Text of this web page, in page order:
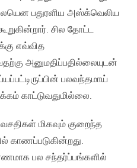
பதுரளிய அஸ்க்வெலிய
சில தோட்ட
எவ்வித
அனுமதிப்பதில்லையுடன்
பலவந்தமாய்
காட்டுவதுமில்லை.
மிகவும் குறைந்த
காணப்படுகின்றது.
பல சந்தர்ப்பங்களில்